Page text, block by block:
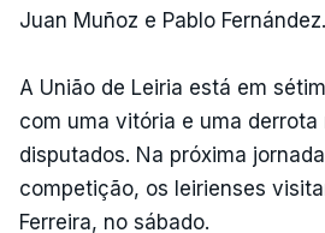
Juan Muñoz e Pablo Fernández.
A União de Leiria está em
com uma vitória e uma derrota
disputados. Na próxima
competição, os leirienses
Ferreira, no sábado.